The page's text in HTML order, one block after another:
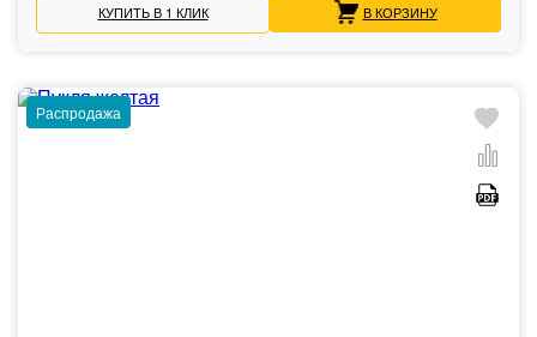
КУПИТЬ В 1 КЛИК В КОРЗИНУ
Распродажа